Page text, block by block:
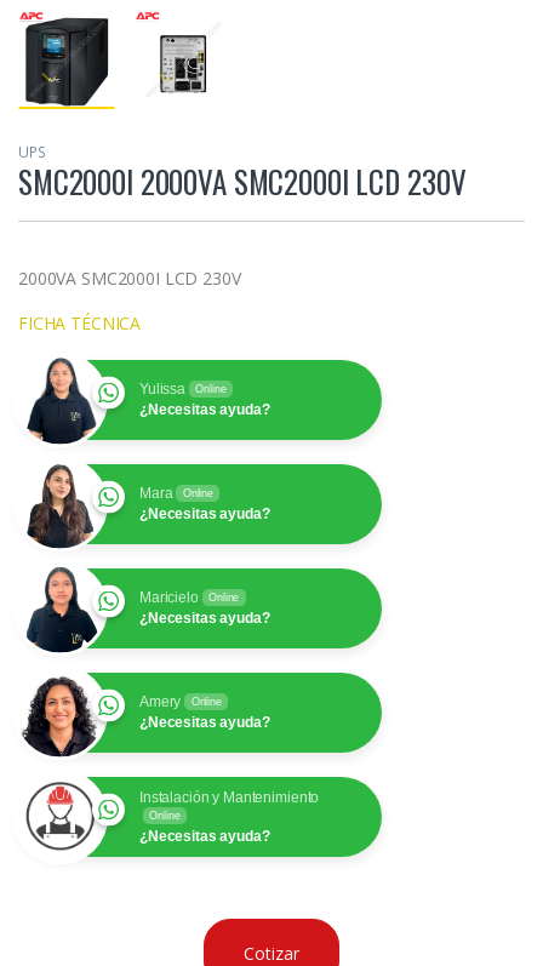
UPS
SMC2000I 2000VA SMC2000I LCD 230V
2000VA SMC2000I LCD 230V
FICHA TÉCNICA
Yulissa Online
¿Necesitas ayuda?
Mara Online
¿Necesitas ayuda?
Maricielo Online
¿Necesitas ayuda?
Amery Online
¿Necesitas ayuda?
Instalación y Mantenimiento
Online
¿Necesitas ayuda?
Cotizar